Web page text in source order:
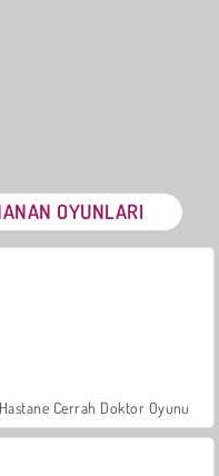
OYUNLARI
Hastane Cerrah Doktor Oyunu